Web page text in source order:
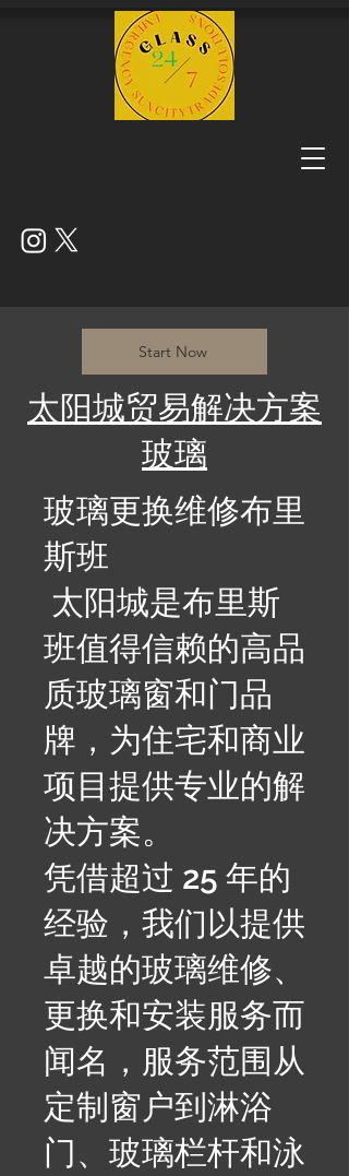
Start Now
​太阳城贸易解决方案
玻璃
玻璃更换维修布里
斯班
太阳城是布里斯
班值得信赖的高品
质玻璃窗和门品
牌，为住宅和商业
项目提供专业的解
决方案。
凭借超过 25 年的
经验，我们以提供
卓越的玻璃维修、
更换和安装服务而
闻名，服务范围从
定制窗户到淋浴
门、玻璃栏杆和泳